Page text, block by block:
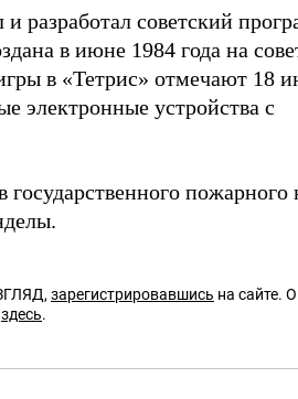
и разработал советский
в июне 1984 года на
в «Тетрис» отмечают 18
электронные устройства с
пoжapнoгo
зарегистрировавшись на сайте.
здесь.